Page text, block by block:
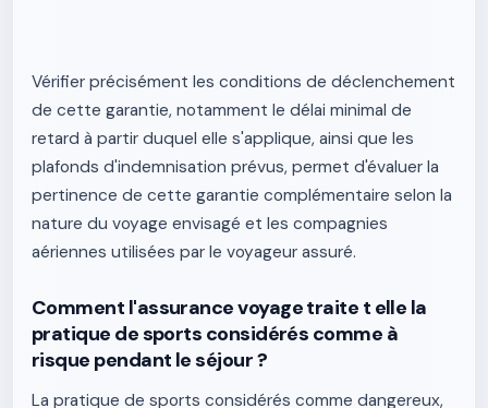
Vérifier précisément les conditions de déclenchement
de cette garantie, notamment le délai minimal de
retard à partir duquel elle s'applique, ainsi que les
plafonds d'indemnisation prévus, permet d'évaluer la
pertinence de cette garantie complémentaire selon la
nature du voyage envisagé et les compagnies
aériennes utilisées par le voyageur assuré.
Comment l'assurance voyage traite t elle la
pratique de sports considérés comme à
risque pendant le séjour ?
La pratique de sports considérés comme dangereux,